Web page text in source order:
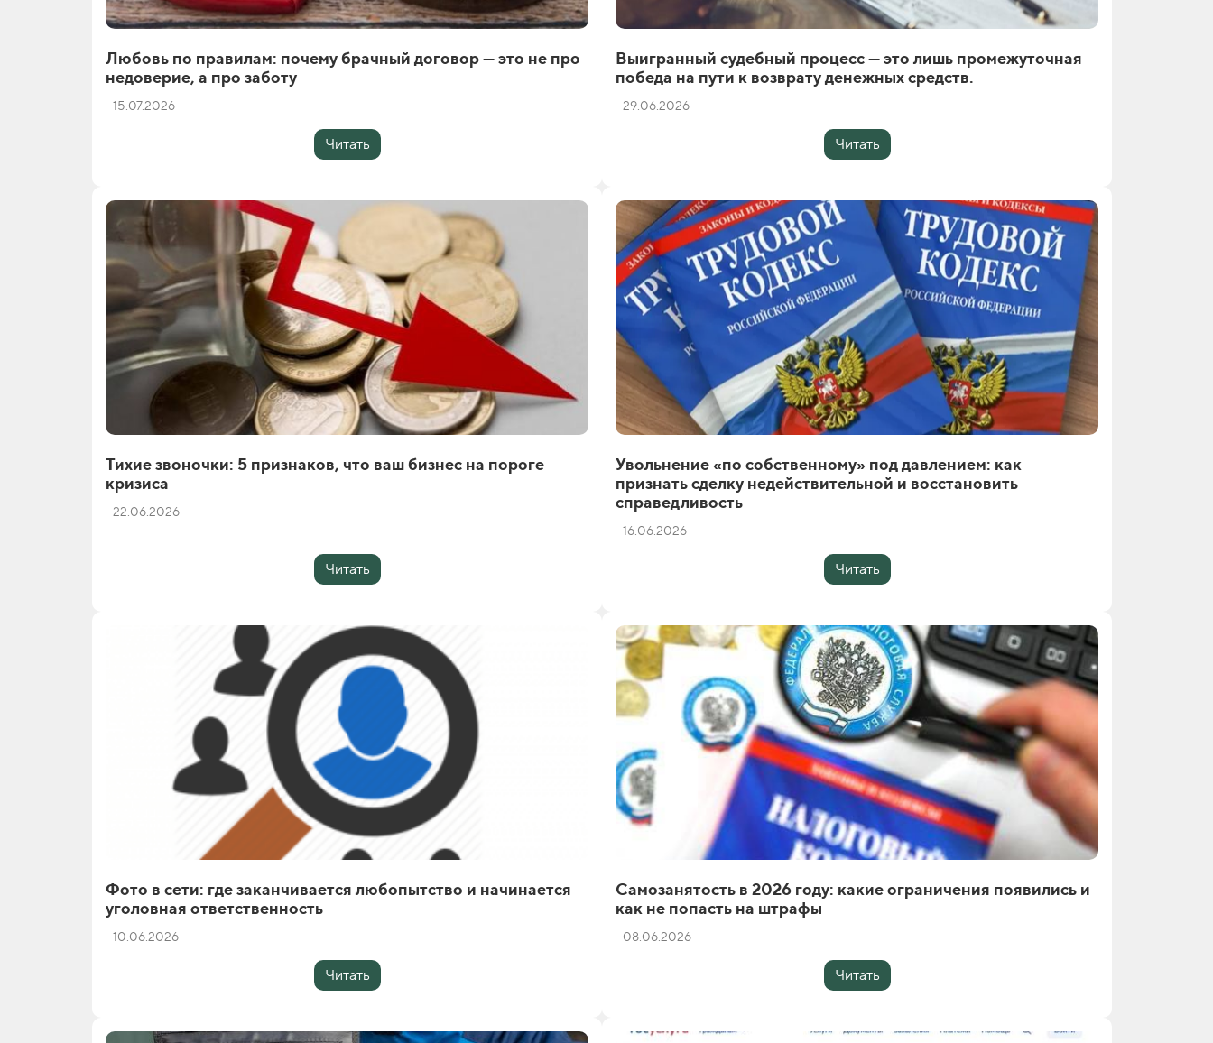
Любовь по правилам: почему брачный договор — это не про
недоверие, а про заботу
15.07.2026
Читать
Выигранный судебный процесс — это лишь промежуточная
победа на пути к возврату денежных средств.
29.06.2026
Читать
Тихие звоночки: 5 признаков, что ваш бизнес на пороге
кризиса
22.06.2026
Читать
Увольнение «по собственному» под давлением: как
признать сделку недействительной и восстановить
справедливость
16.06.2026
Читать
Фото в сети: где заканчивается любопытство и начинается
уголовная ответственность
10.06.2026
Читать
Самозанятость в 2026 году: какие ограничения появились и
как не попасть на штрафы
08.06.2026
Читать